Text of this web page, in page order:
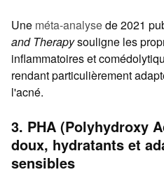
Une méta-analysede 2021
and Therapysouligne les
inflammatoires et
rendant particulièrement
l'acné.
3. PHA (Polyhydroxy
doux, hydratants et
sensibles